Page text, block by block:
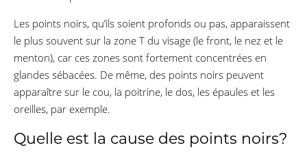
Les points noirs, qu’ils soient profonds ou pas, apparaissent
le plus souvent sur la zone T du visage (le front, le nez et le
menton), car ces zones sont fortement concentrées en
glandes sébacées. De même, des points noirs peuvent
apparaître sur le cou, la poitrine, le dos, les épaules et les
oreilles, par exemple.
Quelle est la cause des points noirs?